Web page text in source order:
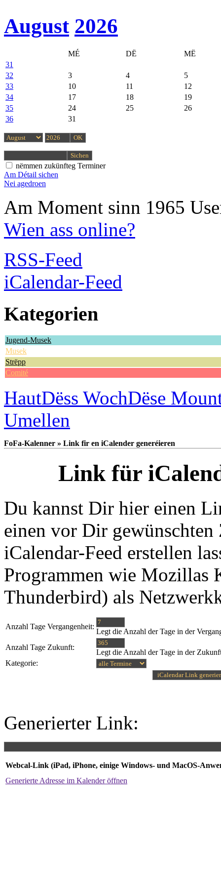
August 2026
MÉ DË
MË
31
32
3 4
5
33
10 11
12
34
17 18
19
35
24 25
26
36
31
nëmmen zukünfteg Terminer
Am Détail sichen
Nei agedroen
Am Moment sinn 1965
Wien ass online?
RSS-Feed
iCalendar-Feed
Kategorien
Jugend-Musek
Musek
Strëpp
Comité
HautDëss WochDëse
Umellen
FoFa-Kalenner » Link fir en iCalender generéieren
Link für
Du kannst Dir hier einen
einen vor Dir gewünschten
iCalendar-Feed erstellen
Programmen wie
Thunderbird) als
Anzahl Tage Vergangenheit:
Legt die Anzahl der Tage in der
Anzahl Tage Zukunft:
Legt die Anzahl der Tage in der
Kategorie:
Generierter Link:
Webcal-Link (iPad, iPhone, einige Windows- und MacOS-
Generierte Adresse im Kalender öffnen